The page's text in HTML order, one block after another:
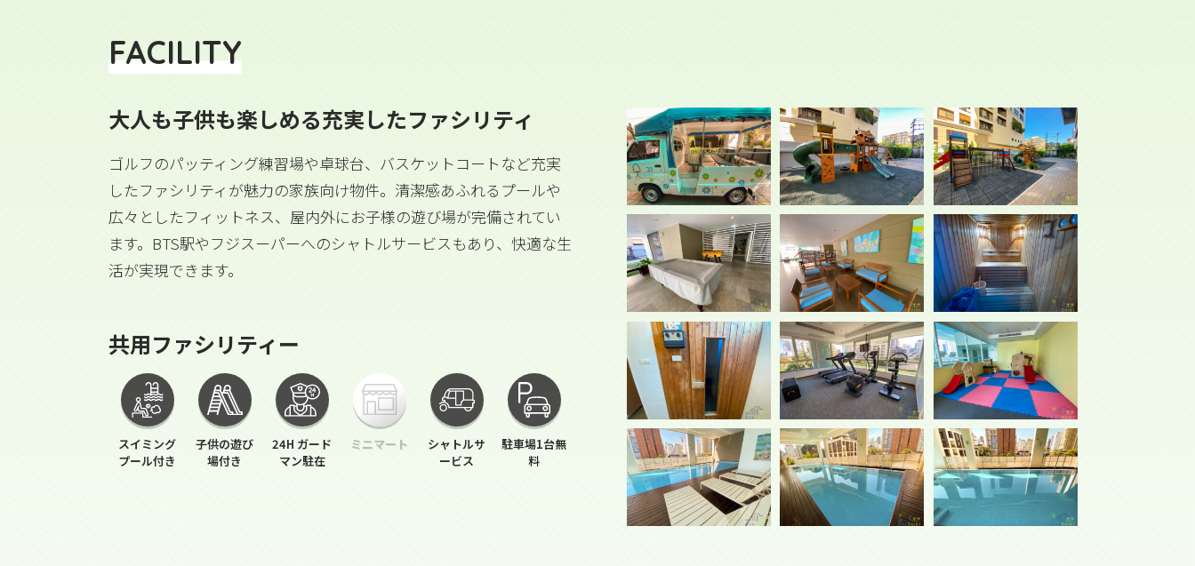
FACILITY
大人も子供も楽しめる充実したファシリティ
ゴルフのパッティング練習場や卓球台、バスケットコートなど充実
したファシリティが魅力の家族向け物件。清潔感あふれるプールや
広々としたフィットネス、屋内外にお子様の遊び場が完備されてい
ます。BTS駅やフジスーパーへのシャトルサービスもあり、快適な生
活が実現できます。
共用ファシリティー
スイミング
プール付き
子供の遊び
場付き
24H ガード
マン駐在
ミニマート
シャトルサ
ービス
駐車場1台無
料